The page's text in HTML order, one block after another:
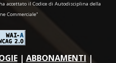
accettato il Codice di Autodisciplina della
Commerciale"
| ABBONAMENTI |